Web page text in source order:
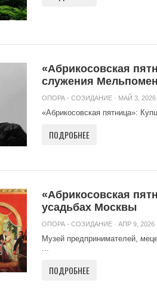
«Абрикосовская
служения
ОПОРА - СОЗИДАНИЕ · МАЙ 3, 2026
«Абрикосовская пятница»:
ПОДРОБНЕЕ
«Абрикосовская
усадьбах Москвы
ОПОРА - СОЗИДАНИЕ · АПР 9, 2026
Музей предпринимателей,
...
ПОДРОБНЕЕ